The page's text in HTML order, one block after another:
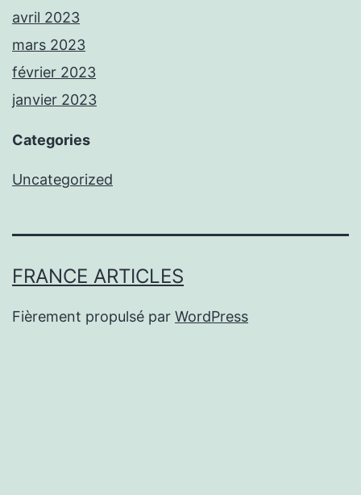
avril 2023
mars 2023
février 2023
janvier 2023
Categories
Uncategorized
FRANCE ARTICLES
Fièrement propulsé par WordPress